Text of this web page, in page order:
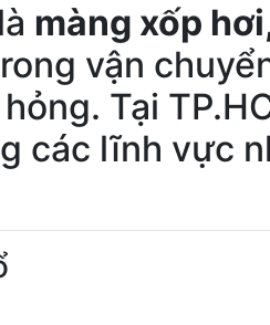
màng xốp
vận
Tại
các lĩnh vực